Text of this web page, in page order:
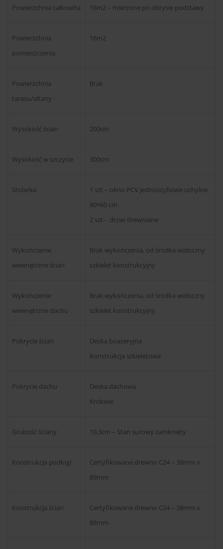
Powierzchnia całkowita 16m2 – mierzone po obrysie podstawy
Powierzchnia
pomieszczenia
16m2
Powierzchnia
tarasu/altany
Brak
Wysokość ścian 200cm
Wysokość w szczycie 300cm
Stolarka
1 szt – okno PCV jednoszybowe uchylne
80×60 cm
2 szt– drzwi drewniane
Wykończenie
wewnętrzne ścian
Brak wykończenia, od środka widoczny
szkielet konstrukcyjny
Wykończenie
wewnętrzne dachu
Brak wykończenia, od środka widoczny
szkielet konstrukcyjny
Pokrycie ścian
Deska boazeryjna
Konstrukcja szkieletowa
Pokrycie dachu
Deska dachowa
Krokwie
Grubość ściany 10,3cm – Stan surowy zamknięty
Konstrukcja podłogi
Certyfikowane drewno C24 – 38mm x
89mm
Konstrukcja ścian
Certyfikowane drewno C24 – 38mm x
89mm